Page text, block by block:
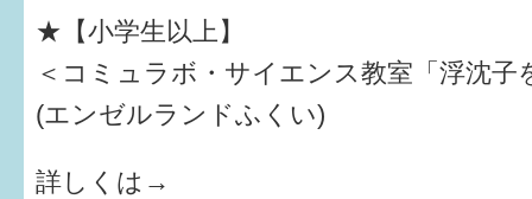
★【小学生以上】
＜コミュラボ・サイエンス教室「浮沈子
(エンゼルランドふくい)
詳しくは→